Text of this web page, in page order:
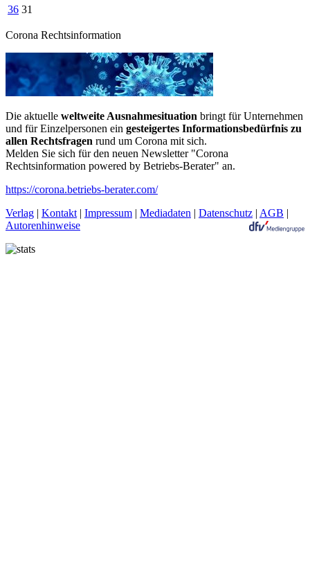
36 31
Corona Rechtsinformation
Die aktuelle weltweite Ausnahmesituation bringt für Unternehmen
und für Einzelpersonen ein gesteigertes Informationsbedürfnis zu
allen Rechtsfragen rund um Corona mit sich.
Melden Sie sich für den neuen Newsletter "Corona
Rechtsinformation powered by Betriebs-Berater" an.
https://corona.betriebs-berater.com/
Verlag | Kontakt | Impressum | Mediadaten | Datenschutz | AGB |
Autorenhinweise